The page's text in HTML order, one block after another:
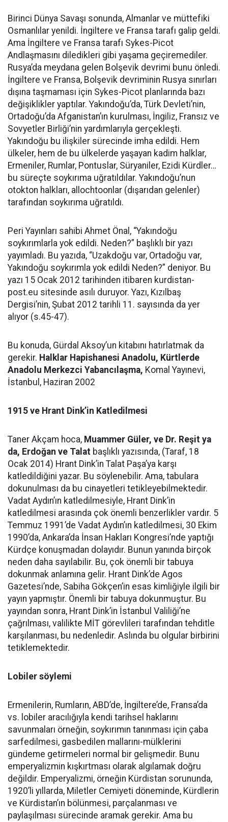
Birinci Dünya Savaşı sonunda, Almanlar ve müttefiki
Osmanlılar yenildi. İngiltere ve Fransa tarafı galip geldi.
Ama İngiltere ve Fransa tarafı Sykes-Picot
Andlaşmasını diledikleri gibi yaşama geçiremediler.
Rusya’da meydana gelen Bolşevik devrimi bunu önledi.
İngiltere ve Fransa, Bolşevik devriminin Rusya sınırları
dışına taşmaması için Sykes-Picot planlarında bazı
değişiklikler yaptılar. Yakındoğu’da, Türk Devleti’nin,
Ortadoğu’da Afganistan’ın kurulması, İngiliz, Fransız ve
Sovyetler Birliği’nin yardımlarıyla gerçekleşti.
Yakındoğu bu ilişkiler sürecinde imha edildi. Hem
ülkeler, hem de bu ülkelerde yaşayan kadim halklar,
Ermeniler, Rumlar, Pontuslar, Süryaniler, Ezidi Kürdler…
bu süreçte soykırıma uğratıldılar. Yakındoğu’nun
otokton halkları, allochtoonlar (dışarıdan gelenler)
tarafından soykırıma uğratıldı.
Peri Yayınları sahibi Ahmet Önal, “Yakındoğu
soykırımlarla yok edildi. Neden?” başlıklı bir yazı
yayımladı. Bu yazıda, “Uzakdoğu var, Ortadoğu var,
Yakındoğu soykırımla yok edildi Neden?” deniyor. Bu
yazı 15 Ocak 2012 tarihinden itibaren kurdistan-
post.eu sitesinde asılı duruyor. Yazı, Kızılbaş
Dergisi’nin, Şubat 2012 tarihli 11. sayısında da yer
alıyor (s.45-47).
Bu konuda, Gürdal Aksoy’un kitabını hatırlatmak da
gerekir. Halklar Hapishanesi Anadolu, Kürtlerde
Anadolu Merkezci Yabancılaşma, Komal Yayınevi,
İstanbul, Haziran 2002
1915 ve Hrant Dink’in Katledilmesi
Taner Akçam hoca, Muammer Güler, ve Dr. Reşit ya
da, Erdoğan ve Talat başlıklı yazısında, (Taraf, 18
Ocak 2014) Hrant Dink’in Talat Paşa’ya karşı
katledildiğini yazar. Bu söylenebilir. Ama, tabulara
dokunulması da bu cinayetleri tetikleyebilmektedir.
Vadat Aydın’ın katledilmesiyle, Hrant Dink’in
katledilmesi arasında çok önemli benzerlikler vardır. 5
Temmuz 1991’de Vadat Aydın’ın katledilmesi, 30 Ekim
1990’da, Ankara’da İnsan Hakları Kongresi’nde yaptığı
Kürdçe konuşmadan dolayıdır. Bunun yanında birçok
neden daha sayılabilir. Bu, çok önemli bir tabuya
dokunmak anlamına gelir. Hrant Dink’de Agos
Gazetesi’nde, Sabiha Gökçen’in esas kimliğiyle ilgili bir
yayın yapmıştır. Önemli bir tabuya dokunmuştur. Bu
yayından sonra, Hrant Dink’in İstanbul Valiliği’ne
çağrılması, valilikte MİT görevlileri tarafından tehditle
karşılanması, bu nedenledir. Aslında bu olgular birbirini
tetiklemektedir.
Lobiler söylemi
Ermenilerin, Rumların, ABD’de, İngiltere’de, Fransa’da
vs. lobiler aracılığıyla kendi tarihsel haklarını
savunmaları örneğin, soykırımın tanınması için çaba
sarfedilmesi, gasbedilen mallarını-mülklerini
gündeme getirmeleri normal bir gelişmedir. Bunu
emperyalizmin kışkırtması olarak algılamak doğru
değildir. Emperyalizmi, örneğin Kürdistan sorununda,
1920’li yıllarda, Miletler Cemiyeti döneminde, Kürdlerin
ve Kürdistan’ın bölünmesi, parçalanması ve
paylaşılması sürecinde aramak gerekir. Ama bu